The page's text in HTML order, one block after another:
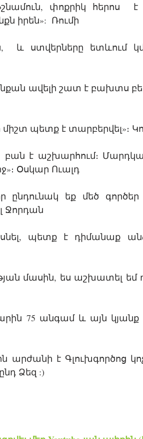
փոքրիկ հերոս  է
իրեն»:  Ռումի
և ստվերները ետևում
ավելի շատ է բախտս
միշտ պետք է տարբերվել»։
բան է աշխարհում։
Օսկար Ուալդ
եք մեծ գործեր
Ջորդան
պետք է դիմանաք
մասին, ես աշխատել
75 անգամ և այն կյանք
արժանի է Գլուխգործոց
Ձեզ :)